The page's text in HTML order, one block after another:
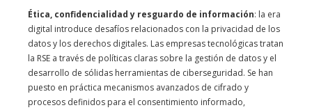
Ética, confidencialidad y resguardo de información: la era
digital introduce desafíos relacionados con la privacidad de los
datos y los derechos digitales. Las empresas tecnológicas tratan
la RSE a través de políticas claras sobre la gestión de datos y el
desarrollo de sólidas herramientas de ciberseguridad. Se han
puesto en práctica mecanismos avanzados de cifrado y
procesos definidos para el consentimiento informado,